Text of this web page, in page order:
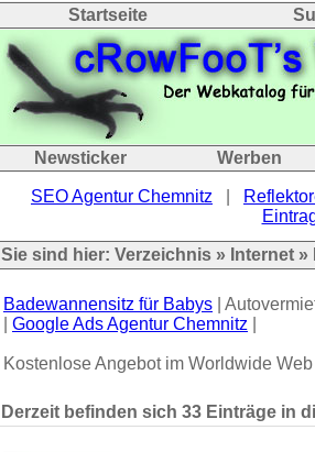
Startseite
Newsticker Werben
SEO Agentur Chemnitz
Sie sind hier: Verzeichnis » Internet »
Badewannensitz für Babys |
Google Ads Agentur Chemnitz
Kostenlose Angebot im Worldwide Web
Derzeit befinden sich 33 Einträge in